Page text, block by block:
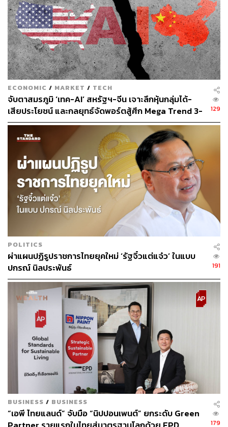
ในเวลานั้น ยุทธศาสตร์หลัก 3 เรื่องหลักที่ต้องเร่งทำคือ การ
รวมทีมให้เป็นหนึ่งเดียว สร้างวัฒนธรรมการทำงานที่มุ่งเน้น
ผลสัมฤทธิ์ เพื่อให้ทุกคนมีพลังใจสู้ต่อ และยึดลูกค้าเป็น
ศูนย์กลาง โดยปรับวิธีคิดของพนักงานจากการแบ่งแยกฐาน
ลูกค้าเดิม ให้มองเห็นภาพรวมว่าทุกคนคือลูกค้าขององค์กร
ใหม่
และวันนี้ ศรินทร์ราต้องรับมือกับโจทย์ใหญ่ นำทัพกำลังพล
ของทรูเพื่อเปลี่ยนผ่านองค์กรสู่การเป็น AI-First Telecom-
Tech Company ด้วยการ ยกระดับ Organizational
Excellence พร้อมพัฒนาศักยภาพบุคลากรด้านดิจิทัลและ AI
ในทุกระดับเพื่อสร้างองค์กรที่พร้อมรับอนาคต
ยุทธศาสตร์ ‘4 Big Moves’ เมื่อเทคโนโลยีสปีดเต็มสูบ
ถึงเวลาทรานส์ฟอร์ม ‘HR’ และปลดล็อกศักยภาพคน
“เทคโนโลยีอาจสร้างความได้เปรียบเชิงความเร็ว แต่ ‘คน’
คือผู้กำหนดทิศทางของอนาคต” ศรินทร์รากล่าวต่อว่า ภาย
ใต้ยุทธศาสตร์ 4 Big Moves ที่มุ่งสู่การเป็น AI-First
Organization ทรูมอง AI เป็นเครื่องยนต์สำคัญของการ
ECONOMIC / MARKET / TECH
จับตาสมรภูมิ ‘เทค-AI’ สหรัฐฯ-จีน เจาะลึกหุ้นกลุ่มได้-
เสียประโยชน์ และกลยุทธ์จัดพอร์ตสู้ศึก Mega Trend 3-
5 ปีข้างหน้า
129
POLITICS
ผ่าแผนปฏิรูปราชการไทยยุคใหม่ ‘รัฐจิ๋วแต่แจ๋ว’ ในแบบ
ปกรณ์ นิลประพันธ์
191
BUSINESS / BUSINESS
“เอพี ไทยแลนด์” จับมือ “นิปปอนเพนต์” ยกระดับ Green
179